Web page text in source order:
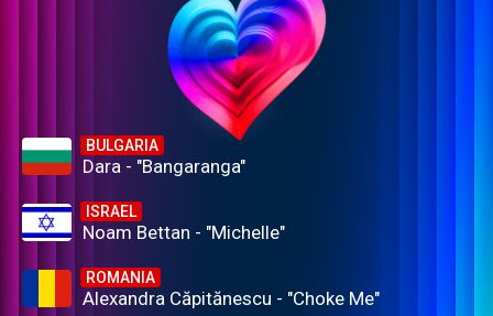
BULGARIA
Dara - "Bangaranga"
ISRAEL
Noam Bettan - "Michelle"
ROMANIA
Alexandra Căpitănescu - "Choke Me"